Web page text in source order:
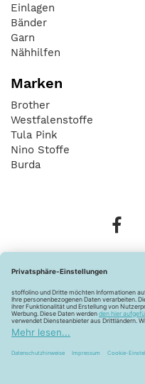
Einlagen
Bänder
Garn
Nähhilfen
Marken
Brother
Westfalenstoffe
Tula Pink
Nino Stoffe
Burda
Widerrufsbelehrung
Barrierefreiheitserklärung